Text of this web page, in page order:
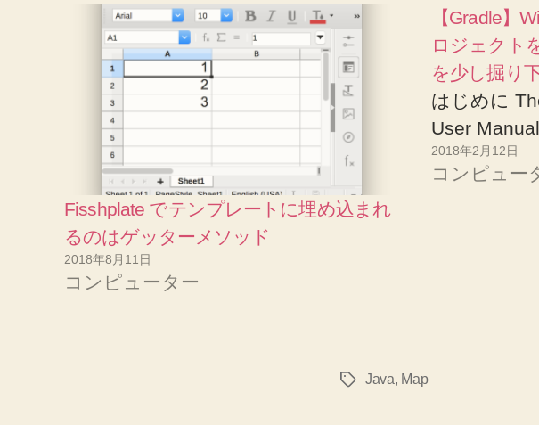
Fisshplate でテンプレートに埋め込まれ
るのはゲッターメソッド
2018年8月11日
コンピューター
【Gradle】
ロジェクト
を少し掘り
はじめに
User
2018年2月12日
コンピュー
タ
Java, Map